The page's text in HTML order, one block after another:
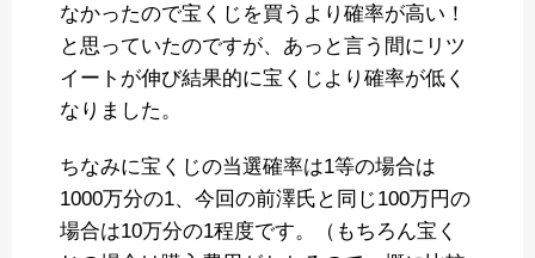
なかったので宝くじを買うより確率が高い！
と思っていたのですが、あっと言う間にリツ
イートが伸び結果的に宝くじより確率が低く
なりました。
ちなみに宝くじの当選確率は1等の場合は
1000万分の1、今回の前澤氏と同じ100万円の
場合は10万分の1程度です。（もちろん宝く